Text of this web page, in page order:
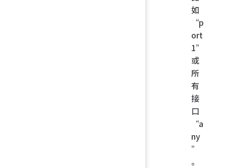
如
“p
ort
1”
或
所
有
接
口
“a
ny
”
。